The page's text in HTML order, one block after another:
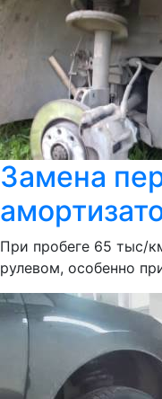
Замена
При пробеге 65 тыс/
рулевом, особенно